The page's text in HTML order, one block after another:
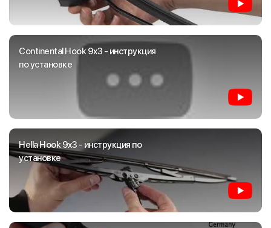
Continental Hook 9x3 - инструкция
по установке
Hella Hook 9x3 - инструкция по
установке